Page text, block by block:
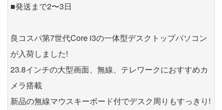
■発送まで2〜3日
良コスパ第7世代Core i3の一体型デスクトップパソコン
が入荷しました!
23.8インチの大型画面、無線、テレワークにおすすめカ
メラ搭載
新品の無線マウスキーボード付でデスク周りもすっきり!